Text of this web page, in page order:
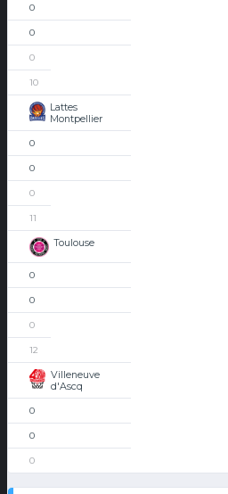
0
0
0
10
Lattes
Montpellier
0
0
0
11
Toulouse
0
0
0
12
Villeneuve
d'Ascq
0
0
0